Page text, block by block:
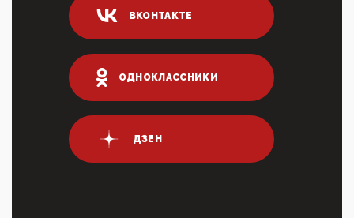
ИНН для переводов по СБП это первый шаг из
логических двухЗаполнение ИНН при любых
переводах по ...
03:35, 10 Апреля 2026
Суммарное вознаграждение менеджменту в 15
крупных банках по итогам 2025 года превысило 63
03:01, 10 Апреля 2026
Террорист и убийца Буданов вальяжно сообщил,
что союзники просили Киев не наносить удары по
ВКОНТАКТЕ
ОДНОКЛАССНИКИ
ДЗЕН